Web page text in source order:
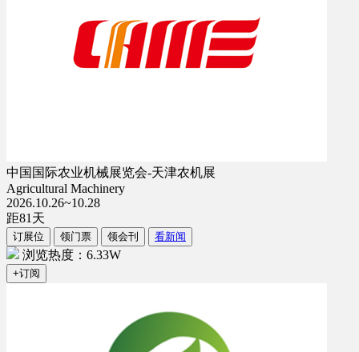
中国国际农业机械展览会-天津农机展
Agricultural Machinery
2026.10.26~10.28
距81 天
订展位 领门票 领会刊 看新闻
浏览热度：6.33W
+订阅